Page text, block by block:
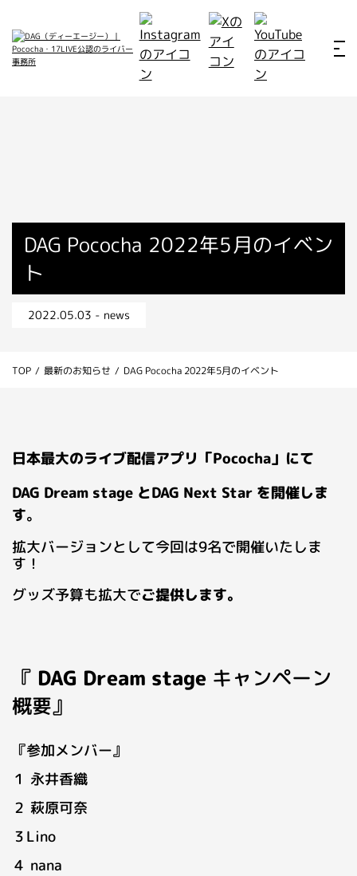
所属ライバー
メディア
お問い合わせ
DAG Pococha 2022年5月のイベン
ト
2022.05.03 - news
TOP / 最新のお知らせ / DAG Pococha 2022年5月のイベント
日本最大のライブ配信アプリ「Pococha」にて
DAG Dream stage とDAG Next Star を開催しま
す。
拡大バージョンとして今回は9名で開催いたしま
す！
グッズ予算も拡大でご提供します。
『 DAG Dream stage キャンペーン
概要』
『参加メンバー』
１ 永井香織
２ 萩原可奈
３Lino
４ nana